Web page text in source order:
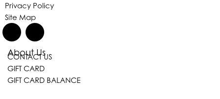
About Us
CONTACT US
GIFT CARD
GIFT CARD BALANCE
Privacy Policy
Site Map